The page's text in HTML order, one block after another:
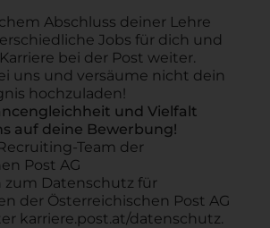
Abschluss deiner Lehre
Jobs für dich und
bei der Post weiter.
uns und versäume nicht dein
hochzuladen!
und Vielfalt
auf deine Bewerbung!
Team der
Post AG
zum Datenschutz für
der Österreichischen Post AG
karriere.post.at/datenschutz.